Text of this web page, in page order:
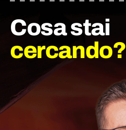
Cosa stai
cercando?